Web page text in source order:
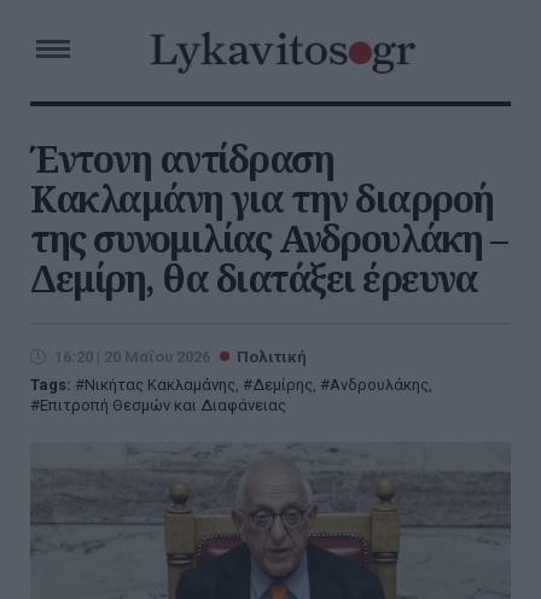
Έντονη αντίδραση
Κακλαμάνη για την διαρροή
της συνομιλίας Ανδρουλάκη –
Δεμίρη, θα διατάξει έρευνα
16:20 | 20 Μαΐου 2026
Πολιτική
Tags:
Νικήτας Κακλαμάνης, Δεμίρης, Ανδρουλάκης,
Επιτροπή Θεσμών και Διαφάνειας